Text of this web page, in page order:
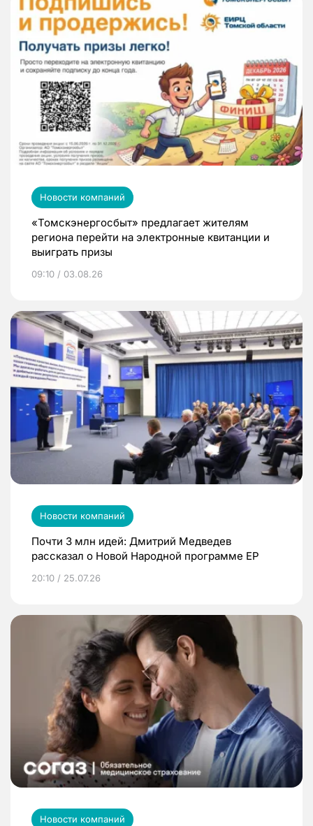
Новости компаний
«Томскэнергосбыт» предлагает жителям
региона перейти на электронные квитанции и
выиграть призы
09:10 / 03.08.26
Новости компаний
Почти 3 млн идей: Дмитрий Медведев
рассказал о Новой Народной программе ЕР
20:10 / 25.07.26
Новости компаний